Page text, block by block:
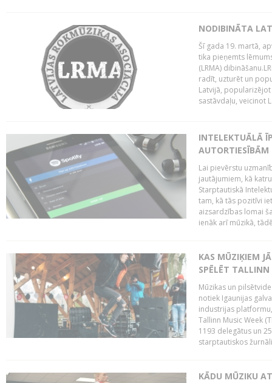
NODIBINĀTA
Šī gada 19. martā,
tika pieņemts
(LRMA)
radīt, uzturēt un
Latvijā,
sastāvdaļu, veicinot
INTELEKTUĀLĀ
Lai pievērstu
jautājumiem, kā
Starptautiskā
tam, kā tās pozitīvi
aizsardzības lomai
ienāk arī mūzikā,
KAS MŪZIĶIEM
SPĒLĒT TALLINN
Mūzikas un
notiek Igaunijas
industrijas
Tallinn Music Week
1193 delegātus un
starptautiskos
KĀDU MŪZIKU